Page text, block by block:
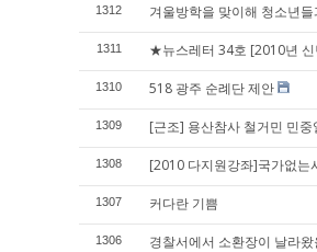
1312 겨울방학을 맞이해 청소년
1311 ★뉴스레터 34호 [2010년
1310 518 광주 순례단 제안
1309 [근조] 용산참사 철거민 민
1308 [2010 다지원강좌]국가없는
1307 커다란 기쁨
1306 경찰서에서 소환장이 날라